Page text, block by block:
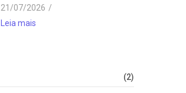
21/07/2026 /
Leia mais
(2)